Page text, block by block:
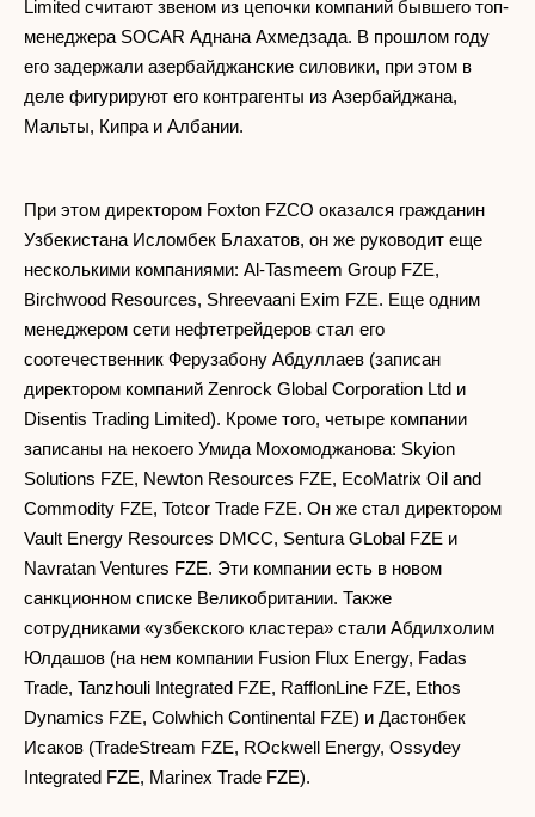
Limited считают звеном из цепочки компаний бывшего топ-
менеджера SOCAR Аднана Ахмедзада. В прошлом году
его задержали азербайджанские силовики, при этом в
деле фигурируют его контрагенты из Азербайджана,
Мальты, Кипра и Албании.
При этом директором Foxton FZCO оказался гражданин
Узбекистана Исломбек Блахатов, он же руководит еще
несколькими компаниями: Al-Tasmeem Group FZE,
Birchwood Resources, Shreevaani Exim FZE. Еще одним
менеджером сети нефтетрейдеров стал его
соотечественник Ферузабону Абдуллаев (записан
директором компаний Zenrock Global Corporation Ltd и
Disentis Trading Limited). Кроме того, четыре компании
записаны на некоего Умида Мохомоджанова: Skyion
Solutions FZE, Newton Resources FZE, EcoMatrix Oil and
Commodity FZE, Totcor Trade FZE. Он же стал директором
Vault Energy Resources DMCC, Sentura GLobal FZE и
Navratan Ventures FZE. Эти компании есть в новом
санкционном списке Великобритании. Также
сотрудниками «узбекского кластера» стали Абдилхолим
Юлдашов (на нем компании Fusion Flux Energy, Fadas
Trade, Tanzhouli Integrated FZE, RafflonLine FZE, Ethos
Dynamics FZE, Colwhich Continental FZE) и Дастонбек
Исаков (TradeStream FZE, ROckwell Energy, Ossydey
Integrated FZE, Marinex Trade FZE).